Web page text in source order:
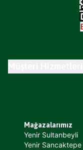
Mağazalarımız
Yenir Sultanbeyli
Yenir Sancaktepe